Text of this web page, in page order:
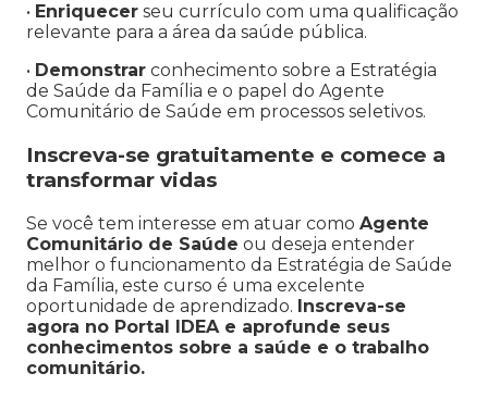
• Enriquecer seu currículo com uma qualificação
relevante para a área da saúde pública.
• Demonstrar conhecimento sobre a Estratégia
de Saúde da Família e o papel do Agente
Comunitário de Saúde em processos seletivos.
Inscreva-se gratuitamente e comece a
transformar vidas
Se você tem interesse em atuar como Agente
Comunitário de Saúde ou deseja entender
melhor o funcionamento da Estratégia de Saúde
da Família, este curso é uma excelente
oportunidade de aprendizado. Inscreva-se
agora no Portal IDEA e aprofunde seus
conhecimentos sobre a saúde e o trabalho
comunitário.